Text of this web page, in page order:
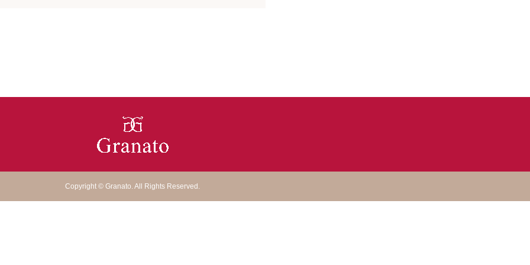
Copyright © Granato. All Rights Reserved.